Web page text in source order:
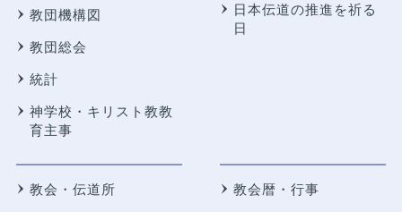
教団機構図
教団総会
統計
神学校・キリスト教教
育主事
日本伝道の推進を祈る
日
教会・伝道所 教会暦・行事